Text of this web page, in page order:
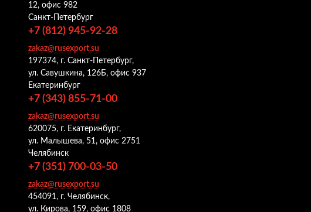
12, офис 982
Санкт-Петербург
+7 (812) 945-92-28
zakaz@rusexport.su
197374, г. Санкт-Петербург,
ул. Савушкина, 126Б, офис 937
Екатеринбург
+7 (343) 855-71-00
zakaz@rusexport.su
620075, г. Екатеринбург,
ул. Малышева, 51, офис 2751
Челябинск
+7 (351) 700-03-50
zakaz@rusexport.su
454091, г. Челябинск,
ул. Кирова, 159, офис 1808